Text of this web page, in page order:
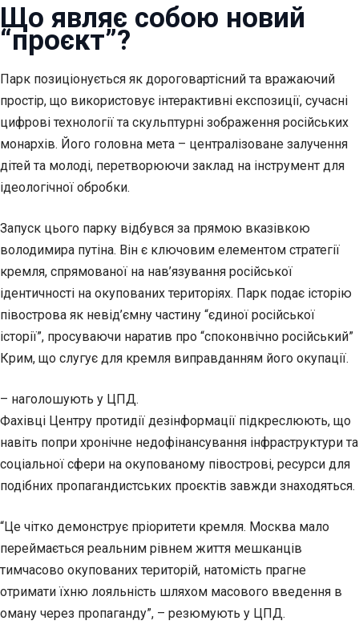
Що являє собою новий
“проєкт”?
Парк позиціонується як дороговартісний та вражаючий
простір, що використовує інтерактивні експозиції, сучасні
цифрові технології та скульптурні зображення російських
монархів. Його головна мета – централізоване залучення
дітей та молоді, перетворюючи заклад на інструмент для
ідеологічної обробки.
Запуск цього парку відбувся за прямою вказівкою
володимира путіна. Він є ключовим елементом стратегії
кремля, спрямованої на нав’язування російської
ідентичності на окупованих територіях. Парк подає історію
півострова як невід’ємну частину “єдиної російської
історії”, просуваючи наратив про “споконвічно російський”
Крим, що слугує для кремля виправданням його окупації.
– наголошують у ЦПД.
Фахівці Центру протидії дезінформації підкреслюють, що
навіть попри хронічне недофінансування інфраструктури та
соціальної сфери на окупованому півострові, ресурси для
подібних пропагандистських проєктів завжди знаходяться.
“Це чітко демонструє пріоритети кремля. Москва мало
переймається реальним рівнем життя мешканців
тимчасово окупованих територій, натомість прагне
отримати їхню лояльність шляхом масового введення в
оману через пропаганду”, – резюмують у ЦПД.